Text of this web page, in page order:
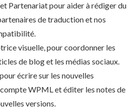
Partenariat pour aider à rédiger du
de traduction et nos
visuelle, pour coordonner les
de blog et les médias sociaux.
écrire sur les nouvelles
WPML et éditer les notes de
versions.